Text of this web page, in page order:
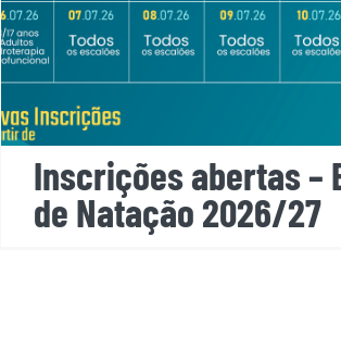
Inscrições abertas –
de Natação 2026/27